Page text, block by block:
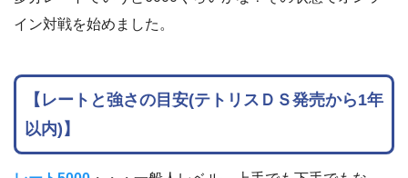
イン対戦を始めました。
【レートと強さの目安(テトリスＤＳ発売から1年
以内)】